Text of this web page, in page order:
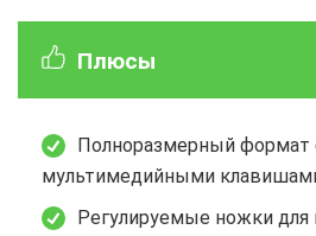
Плюсы
Полноразмерный формат
мультимедийными
Регулируемые ножки для